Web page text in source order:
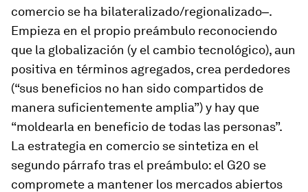
comercio se ha bilateralizado/regionalizado‒.
Empieza en el propio preámbulo reconociendo
que la globalización (y el cambio tecnológico), aun
positiva en términos agregados, crea perdedores
(“sus beneficios no han sido compartidos de
manera suficientemente amplia”) y hay que
“moldearla en beneficio de todas las personas”.
La estrategia en comercio se sintetiza en el
segundo párrafo tras el preámbulo: el G20 se
compromete a mantener los mercados abiertos